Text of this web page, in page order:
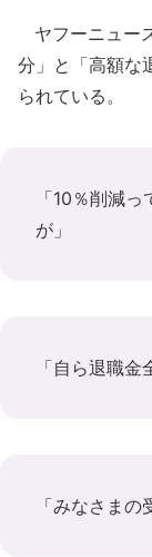
ヤフーニュー
分」と「高額な
られている。
「10％削減
が」
「自ら退職
「みなさま